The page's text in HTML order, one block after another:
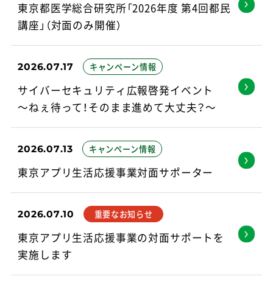
東京都医学総合研究所「2026年度 第4回都民
講座」（対面のみ開催）
2026.07.17 キャンペーン情報
サイバーセキュリティ広報啓発イベント
～ねぇ待って！そのまま進めて大丈夫？～
2026.07.13 キャンペーン情報
東京アプリ生活応援事業対面サポーター
2026.07.10 重要なお知らせ
東京アプリ生活応援事業の対面サポートを
実施します